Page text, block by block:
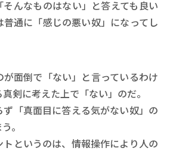
んなものはない」と答えても良い
通に「感じの悪い奴」になってし
が面倒で「ない」と言っているわけ
剣に考えた上で「ない」のだ。
「真面目に答える気がない奴」の
。
というのは、情報操作により人の